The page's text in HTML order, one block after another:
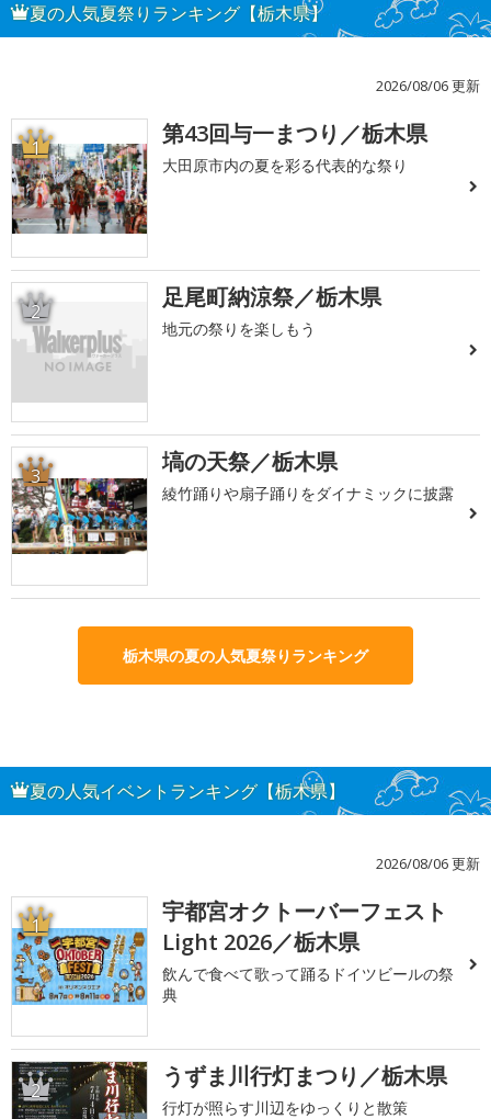
夏の人気夏祭りランキング【栃木県】
2026/08/06 更新
1 第43回与一まつり／栃木県
大田原市内の夏を彩る代表的な祭り
2 足尾町納涼祭／栃木県
地元の祭りを楽しもう
3 塙の天祭／栃木県
綾竹踊りや扇子踊りをダイナミックに披露
栃木県の夏の人気夏祭りランキング
夏の人気イベントランキング【栃木県】
2026/08/06 更新
1
宇都宮オクトーバーフェスト
Light 2026／栃木県
飲んで食べて歌って踊るドイツビールの祭
典
2 うずま川行灯まつり／栃木県
行灯が照らす川辺をゆっくりと散策